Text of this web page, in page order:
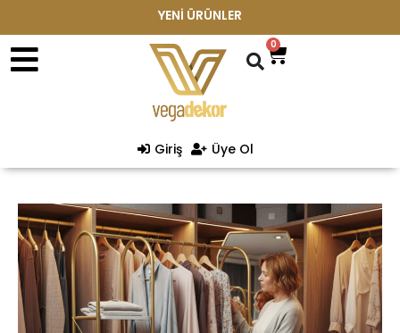
YENİ ÜRÜNLER
0
Giriş Üye Ol